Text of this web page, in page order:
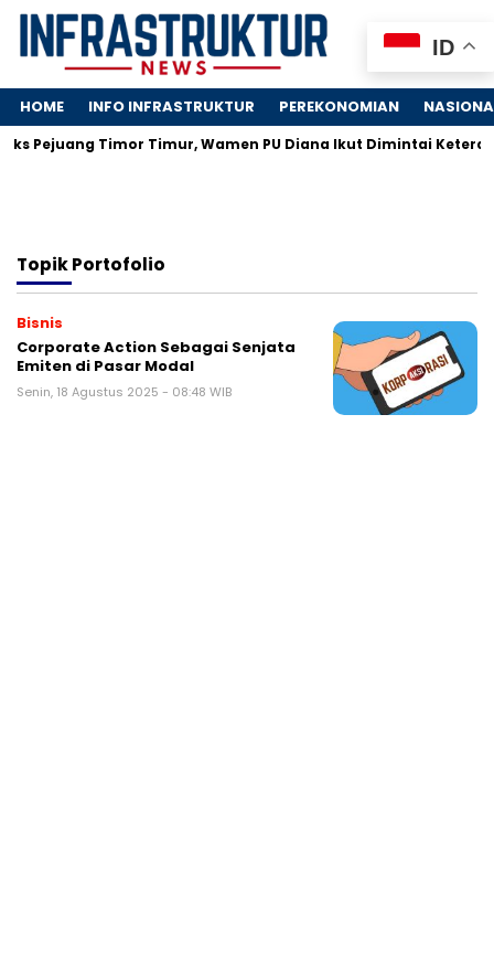
HOME INFO INFRASTRUKTUR PEREKONOMIAN
Pejuang Timor Timur, Wamen PU Diana Ikut Dimintai
TopikPortofolio
Bisnis
Corporate Action Sebagai Senjata
Emiten di Pasar Modal
Senin, 18 Agustus 2025 - 08:48 WIB
ID